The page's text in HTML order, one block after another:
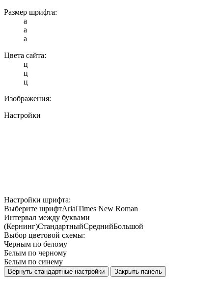
Размер шрифта:
a
a
a
Цвета сайта:
ц
ц
ц
Изображения:
Настройки
Настройки шрифта:
Выберите шрифтArialTimes New Roman
Интервал между буквами
(Кернинг)СтандартныйСреднийБольшой
Выбор цветовой схемы:
Черным по белому
Белым по черному
Белым по синему
Вернуть стандартные настройки Закрыть панель